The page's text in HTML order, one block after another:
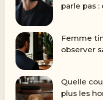
parle pas
Femme
observer
Quelle
plus les